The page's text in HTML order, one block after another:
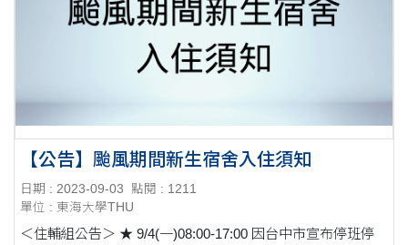
【公告】颱風期間新生宿舍入住須知
日期 : 2023-09-03
點閱 : 1211
單位 : 東海大學THU
＜住輔組公告＞ ★ 9/4(一)08:00-17:00 因台中市宣布停班停